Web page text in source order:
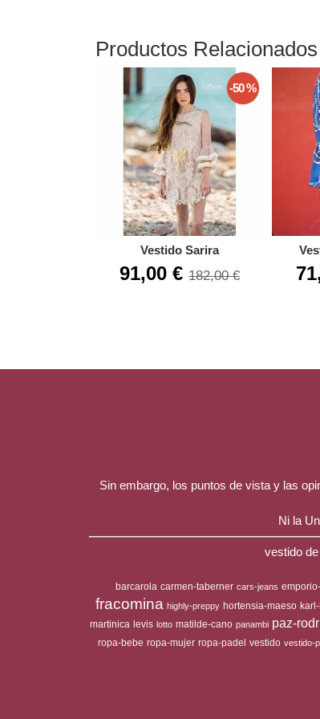
Productos Relacionados
-50 %
Vestido Sarira
91,00 € 182,00 €
Sin embargo, los puntos de vista y las
Ni la
vestido
barcarola carmen-taberner cars-jeans
fracomina highly-preppy hortensia-maeso
martinica levis lotto matilde-cano panambi paz-
ropa-bebe ropa-mujer ropa-padel vestido vestido-